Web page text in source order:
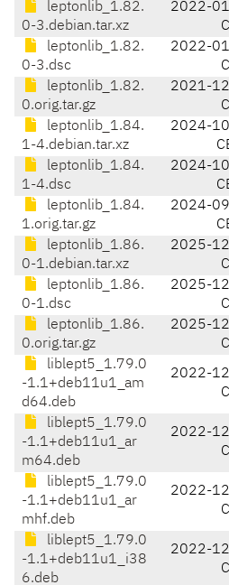
leptonlib_1.82.
0-3.debian.tar.xz
2022-
leptonlib_1.82.
0-3.dsc
2022-
leptonlib_1.82.
0.orig.tar.gz
2021-
leptonlib_1.84.
1-4.debian.tar.xz
2024-
leptonlib_1.84.
1-4.dsc
2024-
leptonlib_1.84.
1.orig.tar.gz
2024-
leptonlib_1.86.
0-1.debian.tar.xz
2025-
leptonlib_1.86.
0-1.dsc
2025-
leptonlib_1.86.
0.orig.tar.gz
2025-
liblept5_1.79.0
-1.1+deb11u1_am
d64.deb
2022-
liblept5_1.79.0
-1.1+deb11u1_ar
m64.deb
2022-
liblept5_1.79.0
-1.1+deb11u1_ar
mhf.deb
2022-
liblept5_1.79.0
-1.1+deb11u1_i38
6.deb
2022-